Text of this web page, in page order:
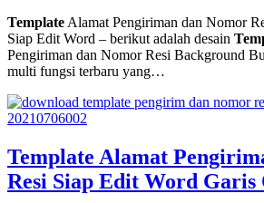
Template Alamat Pengiriman dan Nomor
Siap Edit Word – berikut adalah desain
Pengiriman dan Nomor Resi Background
multi fungsi terbaru yang…
Template Alamat
Resi Siap Edit Word Garis